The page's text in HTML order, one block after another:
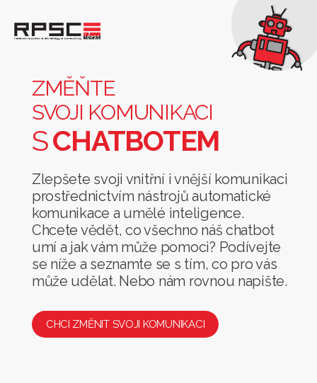
komunikaci
chatbotem
ZMĚŇTE
SVOJI KOMUNIKACI
SCHATBOTEM
Zlepšete svoji vnitřní i vnější komunikaci
prostřednictvím nástrojů automatické
komunikace a umělé inteligence.
Chcete vědět, co všechno náš chatbot
umí a jak vám může pomoci? Podívejte
se níže a seznamte se s tím, co pro vás
může udělat. Nebo nám rovnou napište.
CHCI ZMĚNIT SVOJI KOMUNIKACI